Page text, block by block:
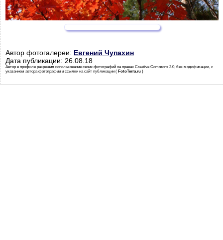
Автор фотогалереи: Евгений Чупахин
Дата публикации: 26.08.18
Автор в профиле разрешил использование своих фотографий на правах Creative Commons 3.0, без модификации, с
указанием автора фотографии и ссылки на сайт публикации ( FotoTerra.ru )